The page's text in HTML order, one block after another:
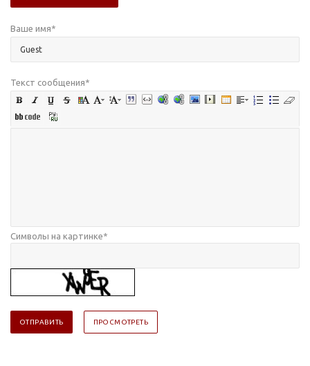
Ваше имя*
Текст сообщения*
Символы на картинке*